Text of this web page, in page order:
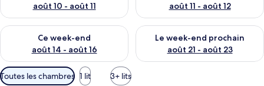
août 10 - août 11
août 11 - août 12
Ce week-end
août 14 - août 16
Vérifier la disponibilité pour ce week-end août 14 - août 16
Le week-end prochain
août 21 - août 23
Vérifier la disponibilité pour
Filtres
Toutes les chambres 1 lit 3+ lits